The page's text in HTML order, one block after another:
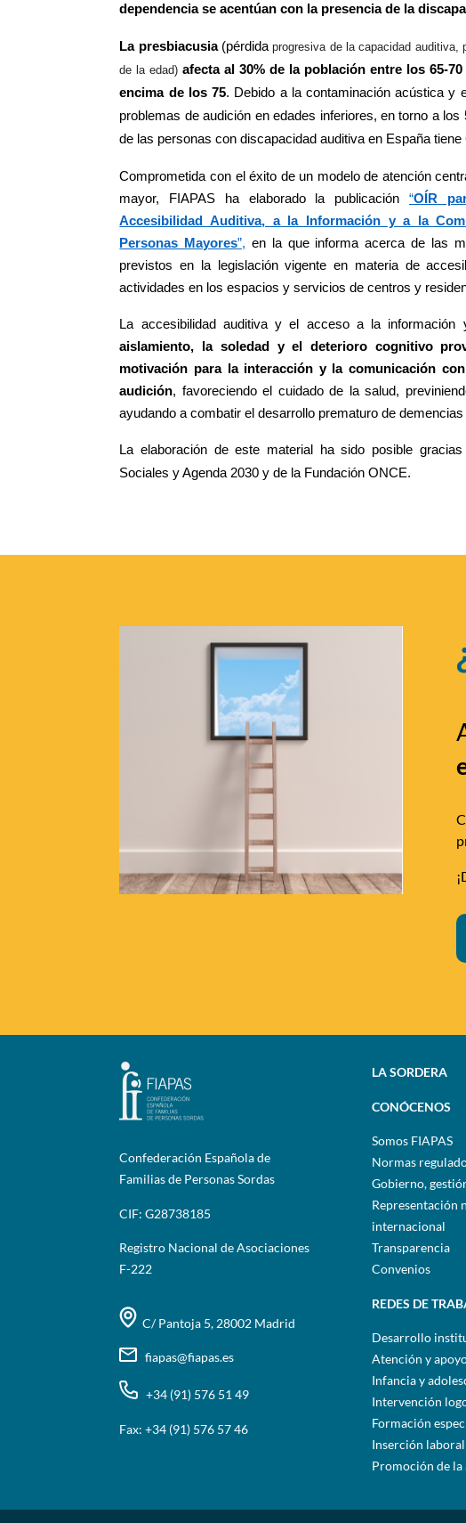
dependencia se acentúan con la presencia de la
La presbiacusia(pérdidaprogresiva de la capacidad auditiva,
de la edad)afecta al 30% de la población entre los 65-
encima de los 75. Debido a la contaminación acústica y
problemas de audición en edades inferiores, en torno a
de las personas con discapacidad auditiva en España tiene
Comprometida con el éxito de un modelo de atención
mayor, FIAPAS ha elaborado la publicación “OÍR
Accesibilidad Auditiva, a la Información y a la
Personas Mayores”, en la que informa acerca de las
previstos en la legislación vigente en materia de
actividades en los espacios y servicios de centros y
La accesibilidad auditiva y el acceso a la
aislamiento, la soledad y el deterioro cognitivo
motivación para la interacción y la comunicación
audición, favoreciendo el cuidado de la salud,
ayudando a combatir el desarrollo prematuro de
La elaboración de este material ha sido posible
Sociales y Agenda 2030 y de la Fundación ONCE.
Confederación Española de
Familias de Personas Sordas
CIF: G28738185
Registro Nacional de Asociaciones
F-222
C/ Pantoja 5, 28002 Madrid
fiapas@fiapas.es
+34 (91) 576 51 49
Fax: +34 (91) 576 57 46
LA SORDERA
CONÓCENOS
Somos FIAPAS
Normas
Gobierno,
Representación
internacional
Transparencia
Convenios
REDES DE
Desarrollo
Atención y
Infancia y
Intervención
Formación
Inserción laboral
Promoción de la